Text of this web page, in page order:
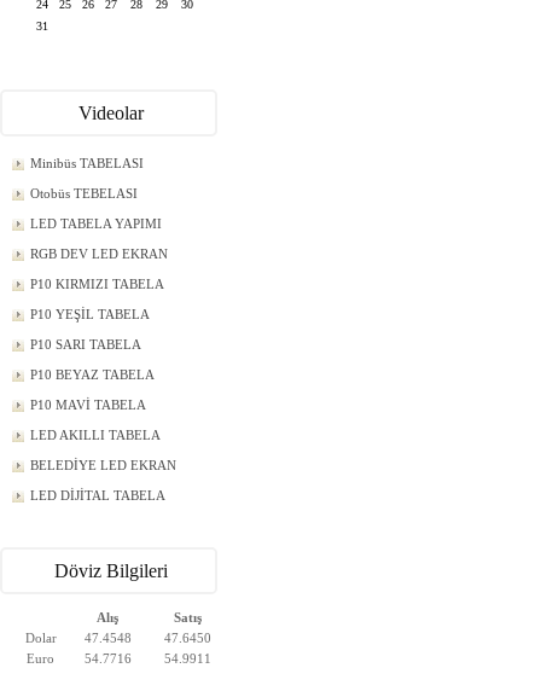
24
25 26 27 28 29
30
31
Videolar
Minibüs TABELASI
Otobüs TEBELASI
LED TABELA YAPIMI
RGB DEV LED EKRAN
P10 KIRMIZI TABELA
P10 YEŞİL TABELA
P10 SARI TABELA
P10 BEYAZ TABELA
P10 MAVİ TABELA
LED AKILLI TABELA
BELEDİYE LED EKRAN
LED DİJİTAL TABELA
Döviz Bilgileri
Alış
Satış
Dolar
47.4548
47.6450
Euro
54.7716 54.9911